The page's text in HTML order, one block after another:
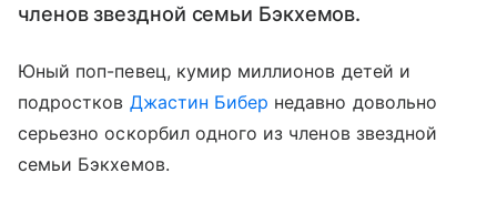
членов звездной семьи Бэкхемов.
Юный поп-певец, кумир миллионов детей и
подростков Джастин Бибер недавно довольно
серьезно оскорбил одного из членов звездной
семьи Бэкхемов.